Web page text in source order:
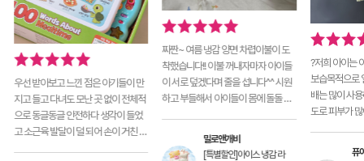
우선 받아보고 느낀 점은 아기들이 만
지고 들고 다녀도 모난 곳 없이 전체적
으로 동글동글 안전하다 생각이 들었
고 소근육 발달이 덜 되어 손이 거친 아
짜짠~ 여름 냉감 양면 차렵이불이 도
착했습니다!! 이불 꺼내자마자 아이들
이 서로 덮겠다며 줄을 섭니다^^ 시원
하고 부들해서 아이들이 몸에 돌돌 꼭
밀로앤개비
[특별할인]아이스 냉감 라
?저희 아이는
보습목적으로
배는 많이 사
도로 피부가
퓨